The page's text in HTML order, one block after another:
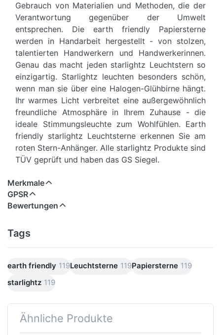
Gebrauch von Materialien und Methoden, die der
Verantwortung gegenüber der Umwelt
entsprechen. Die earth friendly Papiersterne
werden in Handarbeit hergestellt - von stolzen,
talentierten Handwerkern und Handwerkerinnen.
Genau das macht jeden starlightz Leuchtstern so
einzigartig. Starlightz leuchten besonders schön,
wenn man sie über eine Halogen-Glühbirne hängt.
Ihr warmes Licht verbreitet eine außergewöhnlich
freundliche Atmosphäre in Ihrem Zuhause - die
ideale Stimmungsleuchte zum Wohlfühlen. Earth
friendly starlightz Leuchtsterne erkennen Sie am
roten Stern-Anhänger. Alle starlightz Produkte sind
TÜV geprüft und haben das GS Siegel.
Merkmale
GPSR
Bewertungen
Tags
earth friendly 119Leuchtsterne 119Papiersterne 119
starlightz 119
Ähnliche Produkte